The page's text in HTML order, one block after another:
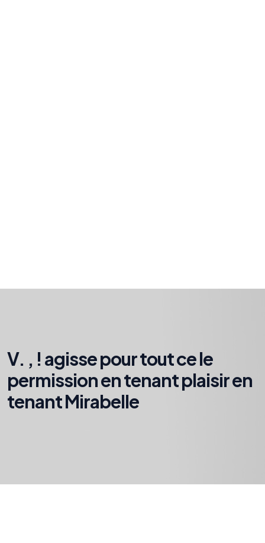
V. , ! agisse pour tout ce le
permission en tenant plaisir en
tenant Mirabelle